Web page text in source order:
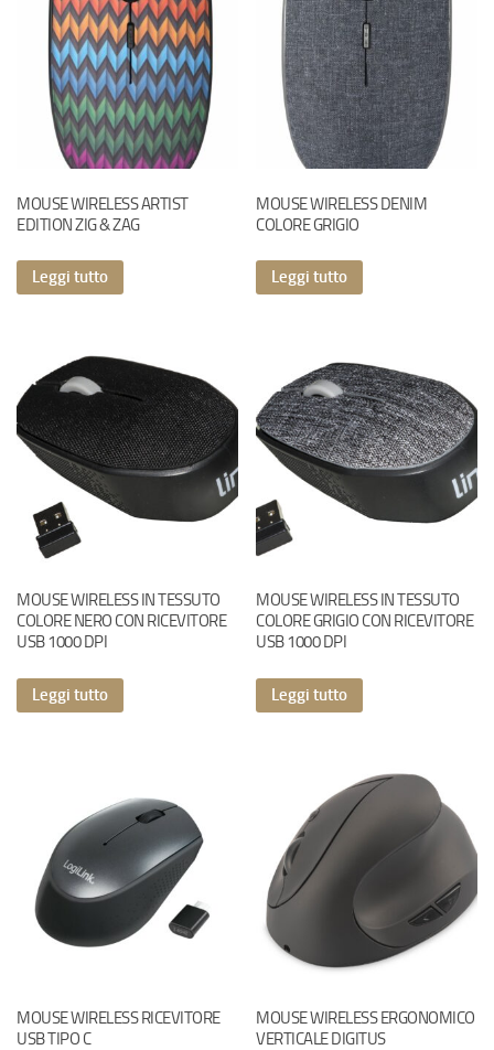
MOUSE WIRELESS ARTIST
EDITION ZIG & ZAG
Leggi tutto
MOUSE WIRELESS DENIM
COLORE GRIGIO
Leggi tutto
MOUSE WIRELESS IN TESSUTO
COLORE NERO CON RICEVITORE
USB 1000 DPI
Leggi tutto
MOUSE WIRELESS IN TESSUTO
COLORE GRIGIO CON RICEVITORE
USB 1000 DPI
Leggi tutto
MOUSE WIRELESS RICEVITORE
USB TIPO C
MOUSE WIRELESS ERGONOMICO
VERTICALE DIGITUS